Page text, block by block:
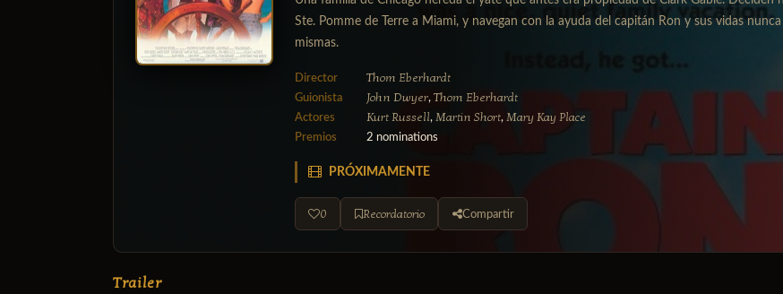
Ste. Pomme de Terre a Miami, y navegan con la ayuda del capitán Ron y sus vidas
mismas.
Director Thom Eberhardt
Guionista John Dwyer, Thom Eberhardt
Actores Kurt Russell, Martin Short, Mary Kay Place
Premios 2 nominations
PRÓXIMAMENTE
0 Recordatorio Compartir
Trailer